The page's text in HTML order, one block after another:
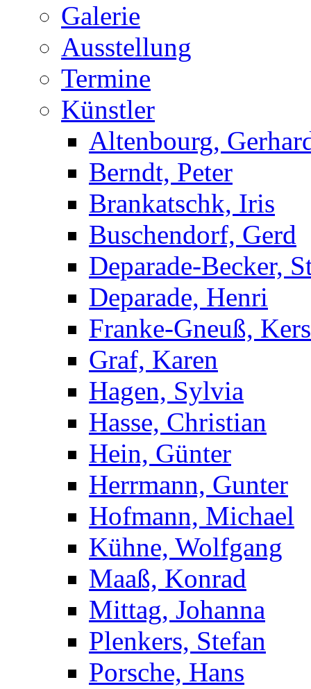
Galerie
Ausstellung
Termine
Künstler
Altenbourg,
Berndt, Peter
Brankatschk, Iris
Buschendorf, Gerd
Deparade-Becker,
Deparade, Henri
Franke-Gneuß,
Graf, Karen
Hagen, Sylvia
Hasse, Christian
Hein, Günter
Herrmann, Gunter
Hofmann, Michael
Kühne, Wolfgang
Maaß, Konrad
Mittag, Johanna
Plenkers, Stefan
Porsche, Hans